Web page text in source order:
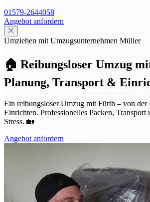
01579-2644058
Angebot anfordern
Umziehen mit Umzugsunternehmen Müller
🏠 Reibungsloser Umzug
Planung, Transport &
Ein reibungsloser Umzug mit Fürth – von der
Einrichten. Professionelles Packen,
Stress. 🏡
Angebot anfordern